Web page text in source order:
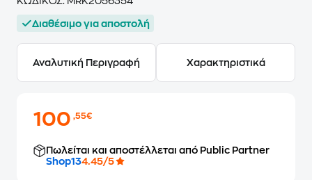
Διαθέσιμο για αποστολή
Αναλυτική Περιγραφή Χαρακτηριστικά
100,55€
Πωλείται και αποστέλλεται από Public Partner
Shop134.45/5